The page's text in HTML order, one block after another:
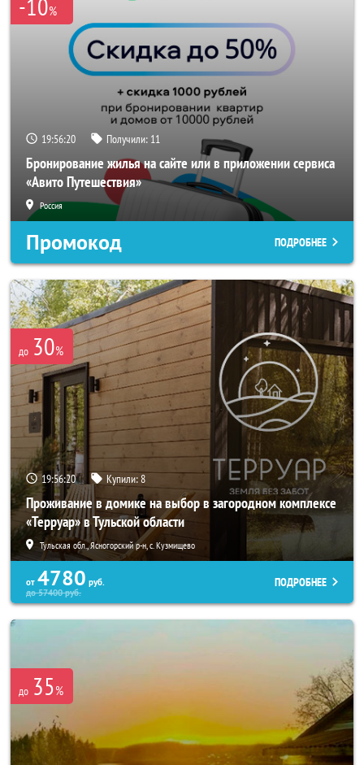
%
19:56:18 Получили: 11
Бронирование жилья на сайте или в приложении сервиса
«Авито Путешествия»
Россия
Промокод ПОДРОБНЕЕ
до 30%
19:56:18 Купили:8
Проживание в домике на выбор в загородном комплексе
«Терруар» в Тульской области
Тульская обл., Ясногорский р-н, с. Кузмищево
от 4780 руб.
до57400руб.
ПОДРОБНЕЕ
до 35%